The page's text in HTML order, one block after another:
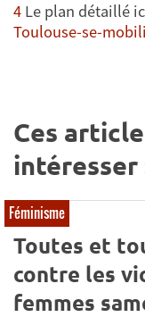
4 Le plan détaillé
Toulouse-se-
Ces
intéresser
Féminisme
Toutes et
contre les
femmes